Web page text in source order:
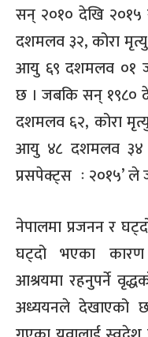
सन् २०१० देखि २०१५
दशमलव ३२, कोरा
आयु ६९ दशमलव ०१
छ । जबकि सन् १९८०
दशमलव ६२, कोरा
आयु ४८ दशमलव ३४
प्रसपेक्ट्स ः २०१५’ ले
नेपालमा प्रजनन र
घट्दो भएका
आश्रयमा रहनुपर्ने
अध्ययनले देखाएको